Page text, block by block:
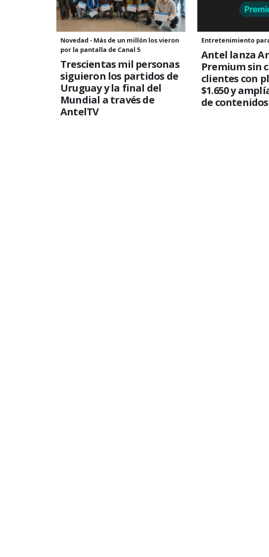
Novedad - Más de un millón los vieron
por la pantalla de Canal 5
Trescientas mil personas
siguieron los partidos de
Uruguay y la final del
Mundial a través de
AntelTV
Entretenimiento
Antel lanza
Premium sin
clientes con
$1.650 y
de contenidos